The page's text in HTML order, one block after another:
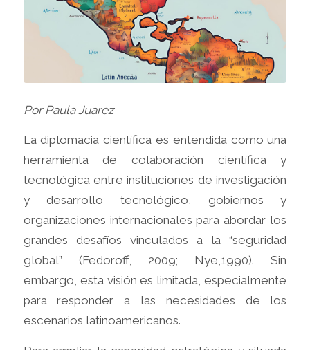
Por Paula Juarez
La diplomacia científica es entendida como una
herramienta de colaboración científica y
tecnológica entre instituciones de investigación
y desarrollo tecnológico, gobiernos y
organizaciones internacionales para abordar los
grandes desafíos vinculados a la “seguridad
global” (Fedoroff, 2009; Nye,1990). Sin
embargo, esta visión es limitada, especialmente
para responder a las necesidades de los
escenarios latinoamericanos.